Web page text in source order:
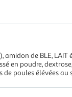
de BLE,
en poudre,
poules élévées au